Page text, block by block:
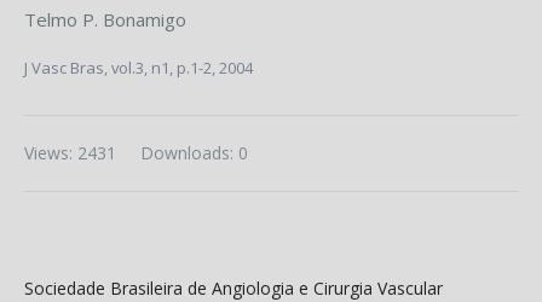
Telmo P. Bonamigo
J Vasc Bras,vol.3, n1, p.1-2, 2004
Downloads: 0
Views: 2431
Sociedade Brasileira de Angiologia e Cirurgia Vascular